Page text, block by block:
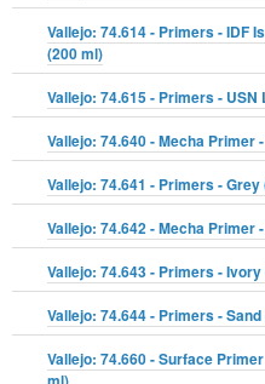
Vallejo: 74.614 - Primers - IDF
(200 ml)
Vallejo: 74.615 - Primers -
Vallejo: 74.640 - Mecha Primer
Vallejo: 74.641 - Primers - Grey
Vallejo: 74.642 - Mecha Primer
Vallejo: 74.643 - Primers -
Vallejo: 74.644 - Primers -
Vallejo: 74.660 - Surface